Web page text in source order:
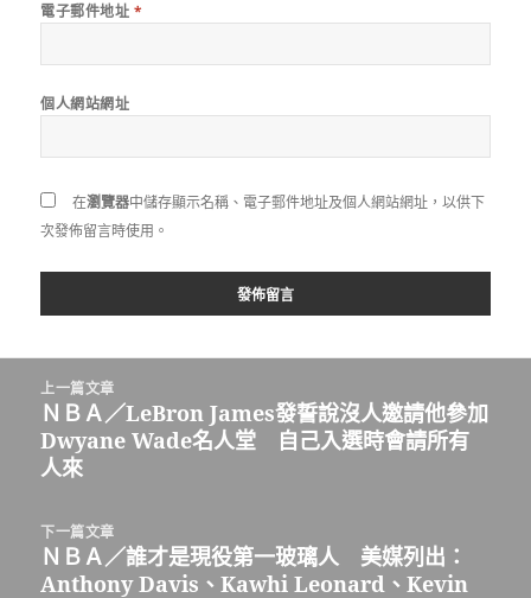
電子郵件地址 *
個人網站網址
在瀏覽器中儲存顯示名稱、電子郵件地址及個人網站網址，以供下
次發佈留言時使用。
上一篇文章
上
一
篇
章:
ＮＢＡ／LeBron James發誓說沒人邀請他參加
Dwyane Wade名人堂 自己入選時會請所有
人來
下一篇文章
下
一
ＮＢＡ／誰才是現役第一玻璃人 美媒列出：
Anthony Davis、Kawhi Leonard、Kevin